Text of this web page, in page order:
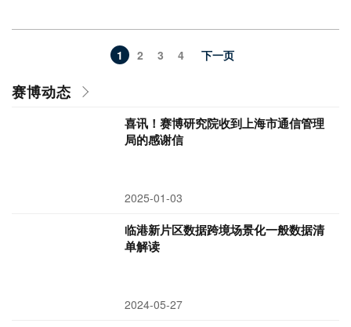
1 2 3 4 下一页
赛博动态
喜讯！赛博研究院收到上海市通信管理
局的感谢信
2025-01-03
临港新片区数据跨境场景化一般数据清
单解读
2024-05-27